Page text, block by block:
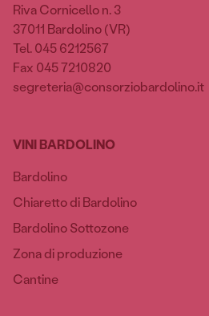
Riva Cornicello n. 3
37011 Bardolino (VR)
Tel. 045 6212567
Fax 045 7210820
segreteria@consorziobardolino.it
VINI BARDOLINO
Bardolino
Chiaretto di Bardolino
Bardolino Sottozone
Zona di produzione
Cantine